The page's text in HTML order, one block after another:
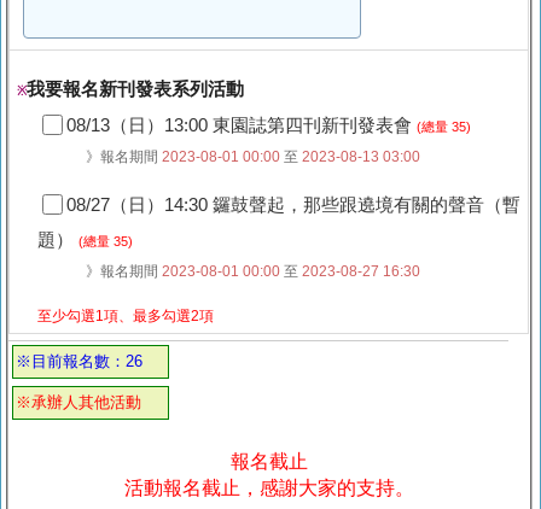
※我要報名新刊發表系列活動
08/13（日）13:00 東園誌第四刊新刊發表會 (總量 35)
》報名期間 2023-08-01 00:00 至 2023-08-13 03:00
08/27（日）14:30 鑼鼓聲起，那些跟遶境有關的聲音（暫
題）
(總量 35)
》報名期間 2023-08-01 00:00 至 2023-08-27 16:30
至少勾選1項、最多勾選2項
※目前報名數：26
※承辦人其他活動
報名截止
活動報名截止，感謝大家的支持。